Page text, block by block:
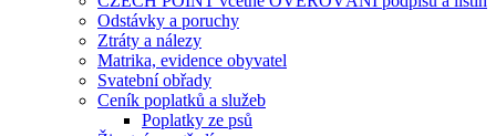
Odstávky a poruchy
Ztráty a nálezy
Matrika, evidence obyvatel
Svatební obřady
Ceník poplatků a služeb
Poplatky ze psů